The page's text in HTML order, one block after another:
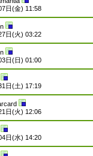
日(金) 11:58
日(火) 03:22
日(日) 01:00
日(土) 17:19
日(火) 12:06
日(水) 14:20